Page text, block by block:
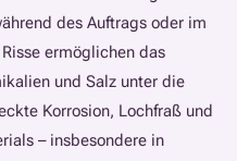
des Auftrags oder im
ermöglichen das
und Salz unter die
Korrosion, Lochfraß und
– insbesondere in